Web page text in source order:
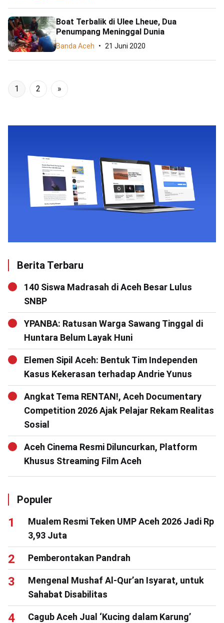
Boat Terbalik di Ulee Lheue, Dua
Penumpang Meninggal Dunia
Banda Aceh 21 Juni 2020
1 2 »
Berita Terbaru
140 Siswa Madrasah di Aceh Besar Lulus
SNBP
YPANBA: Ratusan Warga Sawang Tinggal di
Huntara Belum Layak Huni
Elemen Sipil Aceh: Bentuk Tim Independen
Kasus Kekerasan terhadap Andrie Yunus
Angkat Tema RENTAN!, Aceh Documentary
Competition 2026 Ajak Pelajar Rekam Realitas
Sosial
Aceh Cinema Resmi Diluncurkan, Platform
Khusus Streaming Film Aceh
Populer
Mualem Resmi Teken UMP Aceh 2026 Jadi Rp
3,93 Juta
Pemberontakan Pandrah
Mengenal Mushaf Al-Qur’an Isyarat, untuk
Sahabat Disabilitas
Cagub Aceh Jual ‘Kucing dalam Karung’